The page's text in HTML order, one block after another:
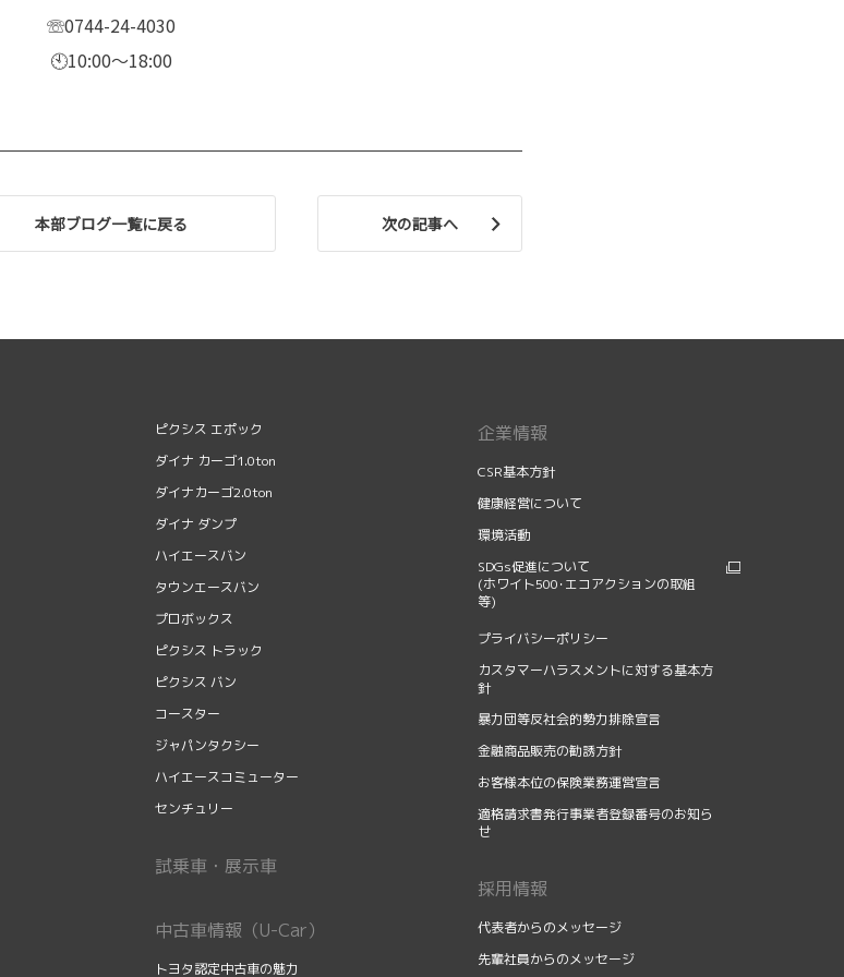
☏0744-24-4030
🕙10:00〜18:00
本部ブログ一覧に戻る 次の記事へ
ピクシス エポック
ダイナ カーゴ1.0ton
ダイナカーゴ2.0ton
ダイナ ダンプ
ハイエースバン
タウンエースバン
プロボックス
ピクシス トラック
ピクシス バン
コースター
ジャパンタクシー
ハイエースコミューター
センチュリー
試乗車・展示車
中古車情報（U-Car）
トヨタ認定中古車の魅力
企業情報
CSR基本方針
健康経営について
環境活動
SDGs促進について
(ホワイト500･エコアクションの取組
等)
プライバシーポリシー
カスタマーハラスメントに対する基本方
針
暴力団等反社会的勢力排除宣言
金融商品販売の勧誘方針
お客様本位の保険業務運営宣言
適格請求書発行事業者登録番号のお知ら
せ
採用情報
代表者からのメッセージ
先輩社員からのメッセージ